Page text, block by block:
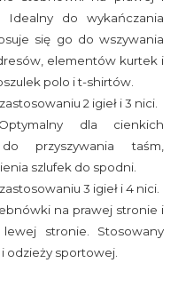
do wykańczania
się go do wszywania
elementów kurtek i
polo i t-shirtów.
2 igieł i 3 nici.
dla cienkich
przyszywania taśm,
szlufek do spodni.
3 igieł i 4 nici.
na prawej stronie i
stronie. Stosowany
odzieży sportowej.